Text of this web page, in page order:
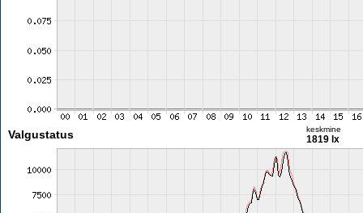
Valgustatus keskmine
1819 lx